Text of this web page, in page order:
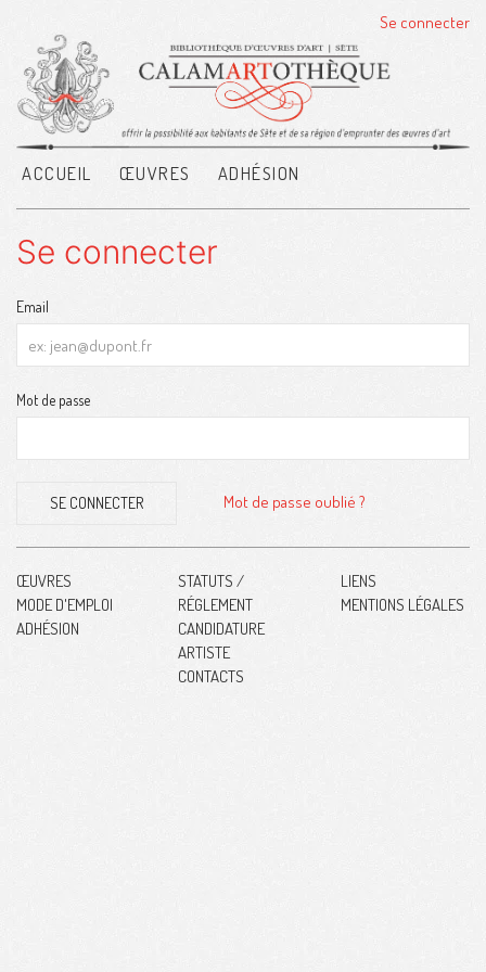
Se connecter
ACCUEIL ŒUVRES ADHÉSION
Se connecter
Email
Mot de passe
SE CONNECTER Mot de passe oublié ?
ŒUVRES
MODE D'EMPLOI
ADHÉSION
STATUTS /
RÉGLEMENT
CANDIDATURE
ARTISTE
CONTACTS
LIENS
MENTIONS LÉGALES